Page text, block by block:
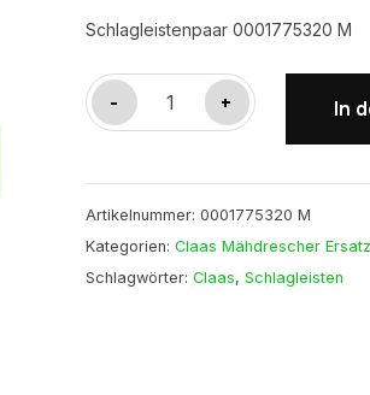
Schlagleistenpaar 0001775320 M
-
Schlagleistenpaar
0001775320
Menge
+ In
Artikelnummer: 0001775320 M
Kategorien: Claas Mähdrescher
Schlagwörter: Claas, Schlagleisten